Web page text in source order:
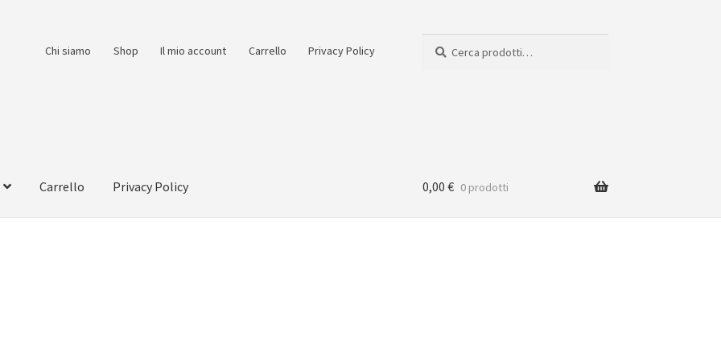
Chi siamo Shop Il mio account Carrello Privacy Policy
Carrello Privacy Policy 0,00 € 0 prodotti